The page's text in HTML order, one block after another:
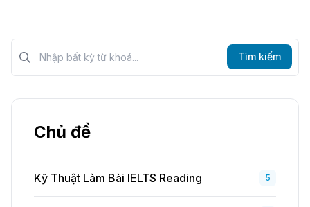
Tìm kiếm?>
Tìm kiếm
Chủ đề
Kỹ Thuật Làm Bài IELTS Reading 5